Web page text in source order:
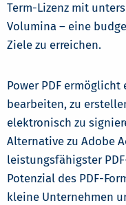
Term-Lizenz mit
Volumina – eine
Ziele zu erreichen.
Power PDF ermöglicht
bearbeiten, zu
elektronisch zu
Alternative zu Adobe
leistungsfähigster
Potenzial des PDF-
kleine Unternehmen